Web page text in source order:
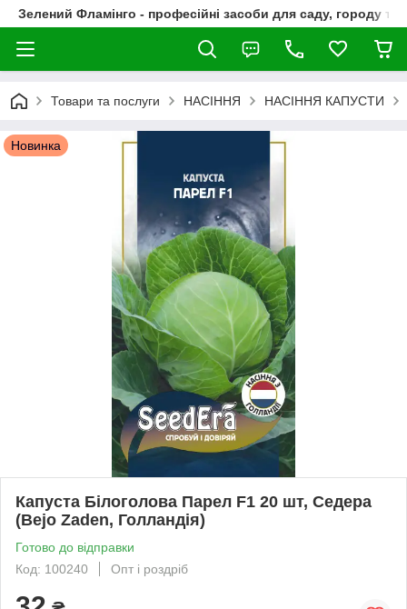
Зелений Фламінго - професійні засоби для саду, городу та
Товари та послуги НАСІННЯ НАСІННЯ КАПУСТИ
Новинка
Капуста Білоголова Парел F1 20 шт, Седера
(Bejo Zaden, Голландія)
Готово до відправки
Код: 100240
Опт і роздріб